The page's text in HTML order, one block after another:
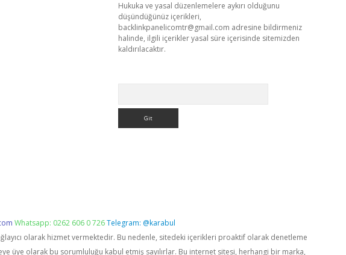
Hukuka ve yasal düzenlemelere aykırı olduğunu
düşündüğünüz içerikleri,
backlinkpanelicomtr@gmail.com adresine bildirmeniz
halinde, ilgili içerikler yasal süre içerisinde sitemizden
kaldırılacaktır.
Whatsapp: 0262 606 0 726Telegram: @karabul
olarak hizmet vermektedir. Bu nedenle, sitedeki içerikleri proaktif olarak denetleme
üye olarak bu sorumluluğu kabul etmiş sayılırlar. Bu internet sitesi, herhangi bir marka,